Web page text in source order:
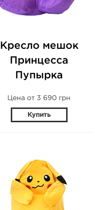
Кресло мешок
Принцесса
Пупырка
Цена от 3 690 грн
Купить